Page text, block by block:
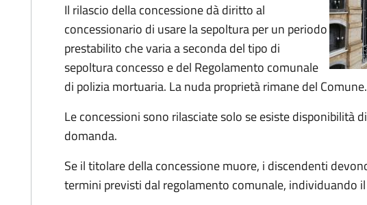
Il rilascio della concessione dà diritto al
concessionario di usare la sepoltura per un periodo
prestabilito che varia a seconda del tipo di
sepoltura concesso e del Regolamento comunale
di polizia mortuaria. La nuda proprietà rimane del Comune.
Le concessioni sono rilasciate solo se esiste disponibilità
domanda.
Se il titolare della concessione muore, i discendenti
termini previsti dal regolamento comunale, individuando